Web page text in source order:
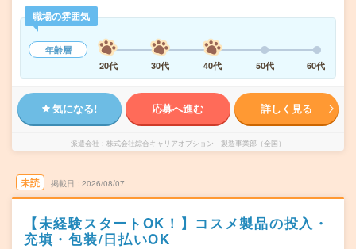
職場の雰囲気
年齢層
20代
30代 40代 50代 60代
気になる! 応募へ進む 詳しく見る
派遣会社 株式会社綜合キャリアオプション 製造事業部（全国）
未読 掲載日 2026/08/07
【未経験スタートOK！】コスメ製品の投入・
充填・包装/日払いOK